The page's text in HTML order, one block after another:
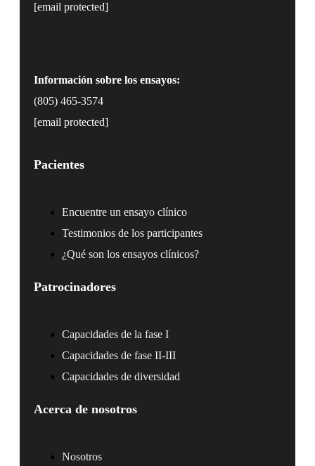
[email protected]
Información sobre los ensayos:
(805) 465-3574
[email protected]
Pacientes
Encuentre un ensayo clínico
Testimonios de los participantes
¿Qué son los ensayos clínicos?
Patrocinadores
Capacidades de la fase I
Capacidades de fase II-III
Capacidades de diversidad
Acerca de nosotros
Nosotros